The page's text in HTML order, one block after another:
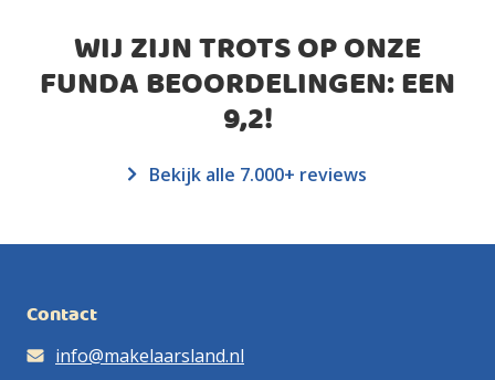
WIJ ZIJN TROTS OP ONZE
FUNDA BEOORDELINGEN: EEN
9,2!
Bekijk alle 7.000+ reviews
Contact
info@makelaarsland.nl